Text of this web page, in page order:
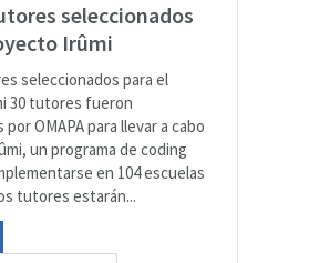
seleccionados
Irûmi
seleccionados para el
30 tutores fueron
OMAPA para llevar a cabo
un programa de coding
en 104 escuelas
tutores estarán...